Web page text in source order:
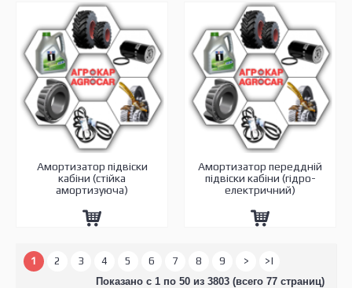
Амортизатор підвіски
кабіни (стійка
амортизуюча)
Амортизатор переддній
підвіски кабіни (гідро-
електричний)
1 2 3 4 5 6 7 8 9 >
>|
Показано с 1 по 50 из 3803 (всего 77 страниц)